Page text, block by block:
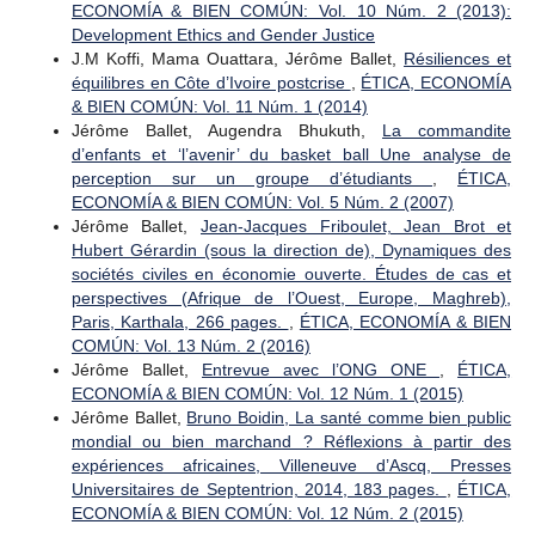
ECONOMÍA & BIEN COMÚN: Vol. 10 Núm. 2 (2013):
Development Ethics and Gender Justice
J.M Koffi, Mama Ouattara, Jérôme Ballet, Résiliences et
équilibres en Côte d’Ivoire postcrise , ÉTICA, ECONOMÍA
& BIEN COMÚN: Vol. 11 Núm. 1 (2014)
Jérôme Ballet, Augendra Bhukuth, La commandite
d’enfants et ‘l’avenir’ du basket ball Une analyse de
perception sur un groupe d’étudiants , ÉTICA,
ECONOMÍA & BIEN COMÚN: Vol. 5 Núm. 2 (2007)
Jérôme Ballet, Jean-Jacques Friboulet, Jean Brot et
Hubert Gérardin (sous la direction de), Dynamiques des
sociétés civiles en économie ouverte. Études de cas et
perspectives (Afrique de l’Ouest, Europe, Maghreb),
Paris, Karthala, 266 pages. , ÉTICA, ECONOMÍA & BIEN
COMÚN: Vol. 13 Núm. 2 (2016)
Jérôme Ballet, Entrevue avec l’ONG ONE , ÉTICA,
ECONOMÍA & BIEN COMÚN: Vol. 12 Núm. 1 (2015)
Jérôme Ballet, Bruno Boidin, La santé comme bien public
mondial ou bien marchand ? Réflexions à partir des
expériences africaines, Villeneuve d’Ascq, Presses
Universitaires de Septentrion, 2014, 183 pages. , ÉTICA,
ECONOMÍA & BIEN COMÚN: Vol. 12 Núm. 2 (2015)